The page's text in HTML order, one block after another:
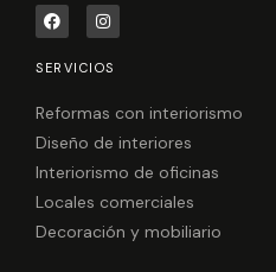
F
a
c
e
b
o
I
n
s
t
a
r
m
SERVICIOS
Reformas con interiorismo
Diseño de interiores
Interiorismo de oficinas
Locales comerciales
Decoración y mobiliario